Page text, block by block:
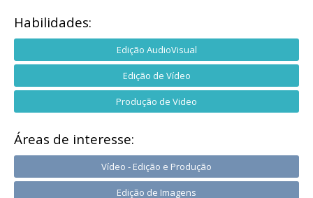
Habilidades:
Edição AudioVisual
Edição de Vídeo
Produção de Video
Áreas de interesse:
Vídeo - Edição e Produção
Edição de Imagens